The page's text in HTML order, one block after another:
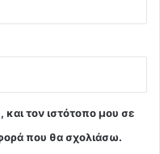
τον ιστότοπο μου σε
που θα σχολιάσω.